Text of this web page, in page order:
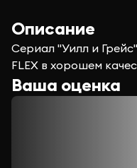
Описание
Сериал "Уилл и
FLEX в хорошем
Ваша оценка